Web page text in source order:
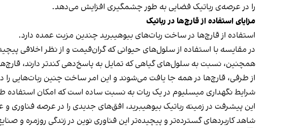
را در عرصه‌ی رباتیک فضایی به طور چشمگیری افزایش می‌دهد.
مزایای استفاده از قارچ‌ها در رباتیک
استفاده از قارچ‌ها در ساخت ربات‌های بیوهیبرید چندین مزیت عمده دارد.
در مقایسه با استفاده از سلول‌های حیوانی که گران‌قیمت و از نظر اخلاقی
همچنین، نسبت به سلول‌های گیاهی که تمایل به پاسخ‌دهی کندتر دارند،
از طرفی، قارچ‌ها در همه جا یافت می‌شوند و این امر ساخت چنین ربات‌هایی
شرایط نگهداری میسلیوم در یک ربات به نسبت ساده است که امکان استفاده
این پیشرفت در زمینه رباتیک بیوهیبرید، افق‌های جدیدی را در عرصه فناوری
شاهد کاربردهای گسترده‌تر و پیچیده‌تر این فناوری نوین در زندگی روزمره و